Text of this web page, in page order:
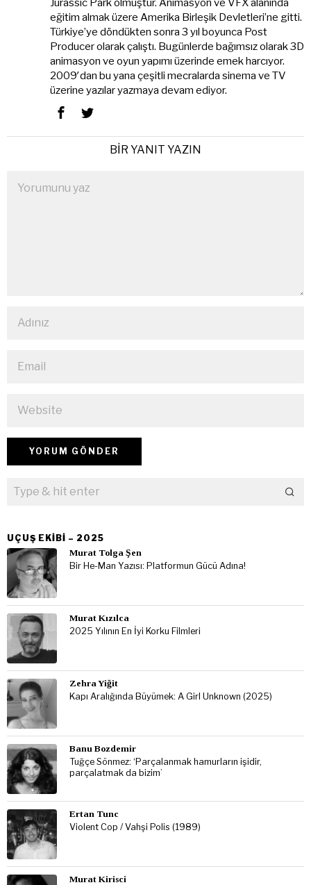
Jurassic Park olmuştur. Animasyon ve VFX alanında
eğitim almak üzere Amerika Birleşik Devletleri’ne gitti.
Türkiye’ye döndükten sonra 3 yıl boyunca Post
Producer olarak çalıştı. Bugünlerde bağımsız olarak 3D
animasyon ve oyun yapımı üzerinde emek harcıyor.
2009′dan bu yana çeşitli mecralarda sinema ve TV
üzerine yazılar yazmaya devam ediyor.
BIR YANIT YAZIN
UÇUŞ EKIBI – 2025
Murat Tolga Şen
Bir He-Man Yazısı: Platformun Gücü Adına!
Murat Kızılca
2025 Yılının En İyi Korku Filmleri
Zehra Yiğit
Kapı Aralığında Büyümek: A Girl Unknown (2025)
Banu Bozdemir
Tuğçe Sönmez: ‘Parçalanmak hamurların işidir,
parçalatmak da bizim’
Ertan Tunc
Violent Cop / Vahşi Polis (1989)
Murat Kirisci